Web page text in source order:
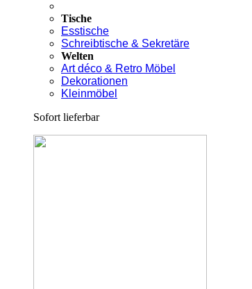
Tische
Esstische
Schreibtische & Sekretäre
Welten
Art déco & Retro Möbel
Dekorationen
Kleinmöbel
Sofort lieferbar